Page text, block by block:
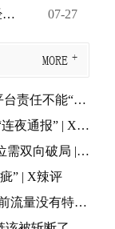
07-27
MORE
“转单” | X辣评
通报” | X辣评
破局 | X辣评
” | X辣评
有特权 | X辣评